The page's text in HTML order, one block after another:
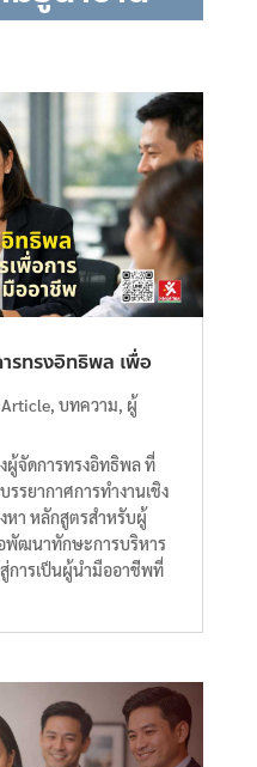
ทรงอิทธิพล เพื่อ
Article, บทความ, ผู้
จัดการทรงอิทธิพล ที่
รยากาศการทำงานเชิง
หา หลักสูตรสำหรับผู้
พัฒนาทักษะการบริหาร
การเป็นผู้นำมืออาชีพที่